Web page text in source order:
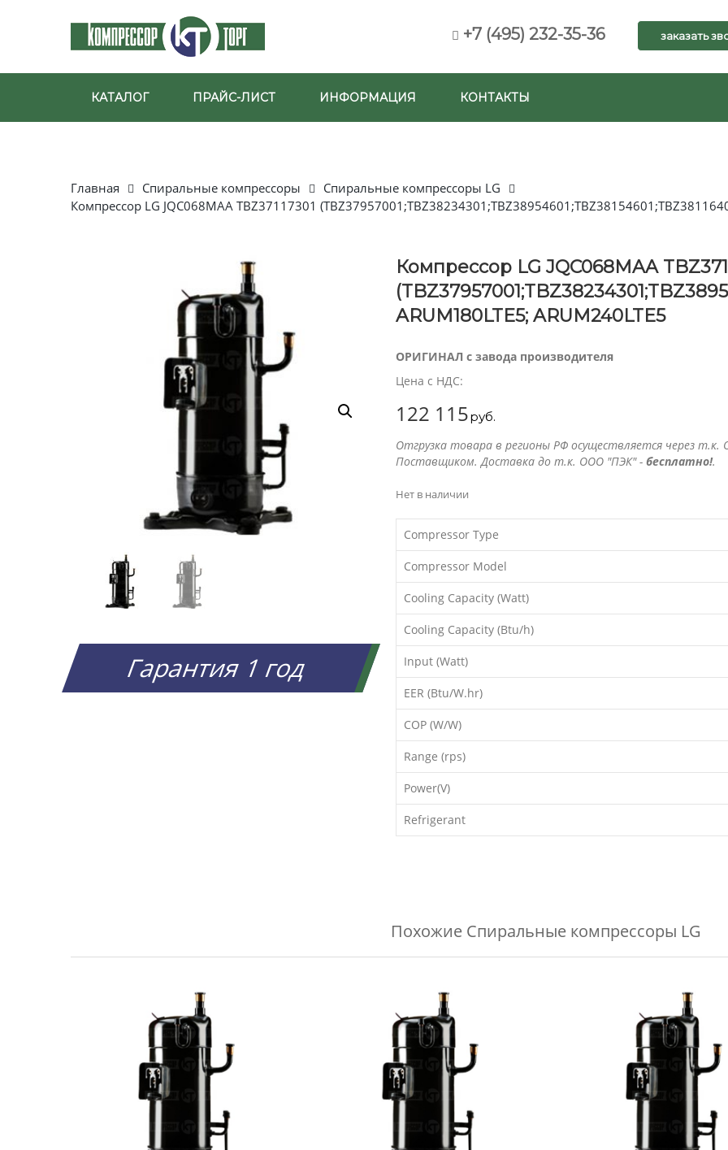
+7 (495) 232-35-36 заказать
КАТАЛОГ ПРАЙС-ЛИСТ ИНФОРМАЦИЯ КОНТАКТЫ
Главная Спиральные компрессоры
Спиральные компрессоры LG
Компрессор LG JQC068MAA TBZ37117301
Гарантия 1 год
Компрессор LG JQC068MAA
ARUM180LTE5; ARUM240LTE5
ОРИГИНАЛ с завода производителя
Цена с НДС:
122 115руб.
Отгрузка товара в регионы РФ осуществляется через
Поставщиком. Доставка до т.к. ООО "ПЭК" - бесплатно!.
Нет в наличии
Compressor Type
Compressor Model
Cooling Capacity (Watt)
Cooling Capacity (Btu/h)
Input (Watt)
EER (Btu/W.hr)
COP (W/W)
Range (rps)
Power(V)
Refrigerant
Похожие Спиральные компрессоры LG